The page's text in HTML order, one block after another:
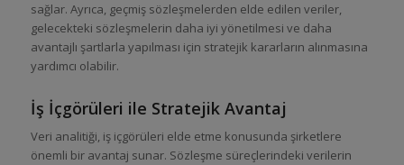
sağlar. Ayrıca, geçmiş sözleşmelerden elde edilen veriler,
gelecekteki sözleşmelerin daha iyi yönetilmesi ve daha
avantajlı şartlarla yapılması için stratejik kararların alınmasına
yardımcı olabilir.
İş İçgörüleri ile Stratejik Avantaj
Veri analitiği, iş içgörüleri elde etme konusunda şirketlere
önemli bir avantaj sunar. Sözleşme süreçlerindeki verilerin